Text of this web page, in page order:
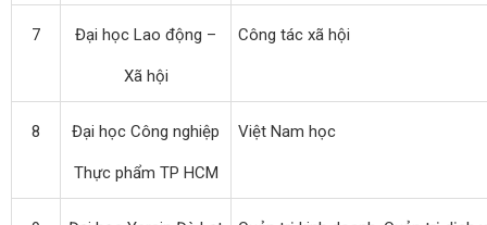
7 Đại học Lao động –
Xã hội
Công tác xã hội
8 Đại học Công nghiệp
Thực phẩm TP HCM
Việt Nam học